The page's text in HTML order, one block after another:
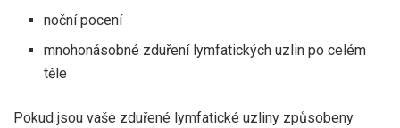
noční pocení
mnohonásobné zduření lymfatických uzlin po celém
těle
Pokud jsou vaše zduřené lymfatické uzliny způsobeny